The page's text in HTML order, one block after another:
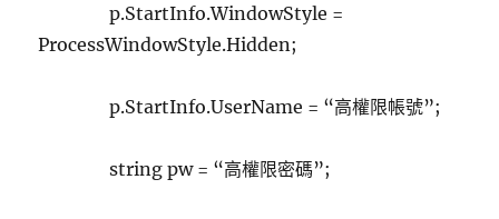
p.StartInfo.WindowStyle =
ProcessWindowStyle.Hidden;
p.StartInfo.UserName = “高權限帳號”;
string pw = “高權限密碼”;